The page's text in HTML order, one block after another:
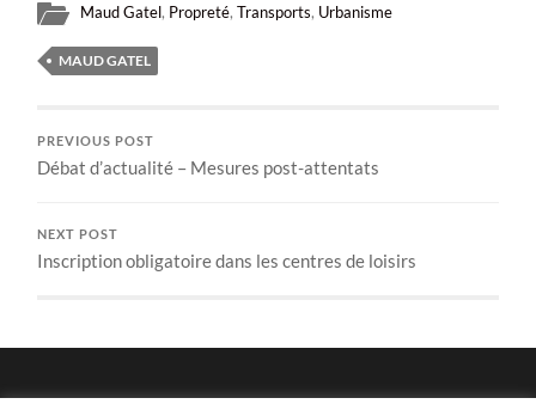
Maud Gatel, Propreté,Transports, Urbanisme
MAUD GATEL
PREVIOUS POST
Débat d’actualité – Mesures post-attentats
NEXT POST
Inscription obligatoire dans les centres de loisirs